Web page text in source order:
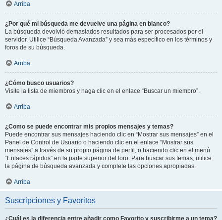
Arriba
¿Por qué mi búsqueda me devuelve una página en blanco?
La búsqueda devolvió demasiados resultados para ser procesados por el
servidor. Utilice “Búsqueda Avanzada” y sea más específico en los términos y
foros de su búsqueda.
Arriba
¿Cómo busco usuarios?
Visite la lista de miembros y haga clic en el enlace “Buscar un miembro”.
Arriba
¿Como se puede encontrar mis propios mensajes y temas?
Puede encontrar sus mensajes haciendo clic en “Mostrar sus mensajes” en el
Panel de Control de Usuario o haciendo clic en el enlace “Mostrar sus
mensajes” a través de su propio página de perfil, o haciendo clic en el menú
“Enlaces rápidos” en la parte superior del foro. Para buscar sus temas, utilice
la página de búsqueda avanzada y complete las opciones apropiadas.
Arriba
Suscripciones y Favoritos
¿Cuál es la diferencia entre añadir como Favorito y suscribirme a un tema?